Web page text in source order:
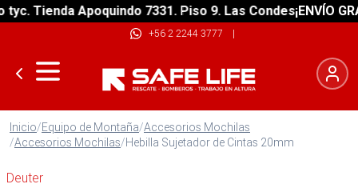
Tienda Apoquindo 7331. Piso 9. Las Condes¡ENVÍO
+56 2 2244 3777 |
Inicio/Equipo de Montaña/Accesorios Mochilas
/Accesorios Mochilas/Hebilla Sujetador de Cintas 20mm
Deuter